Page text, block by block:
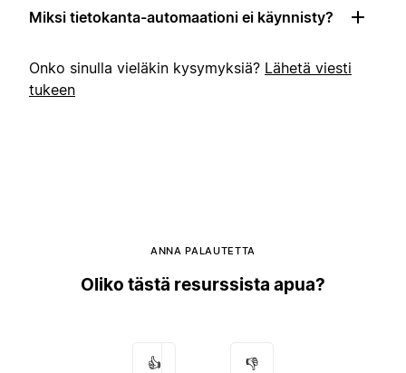
Miksi tietokanta-automaationi ei käynnisty?
Onko sinulla vieläkin kysymyksiä? Lähetä viesti
tukeen
ANNA PALAUTETTA
Oliko tästä resurssista apua?
👍 👎